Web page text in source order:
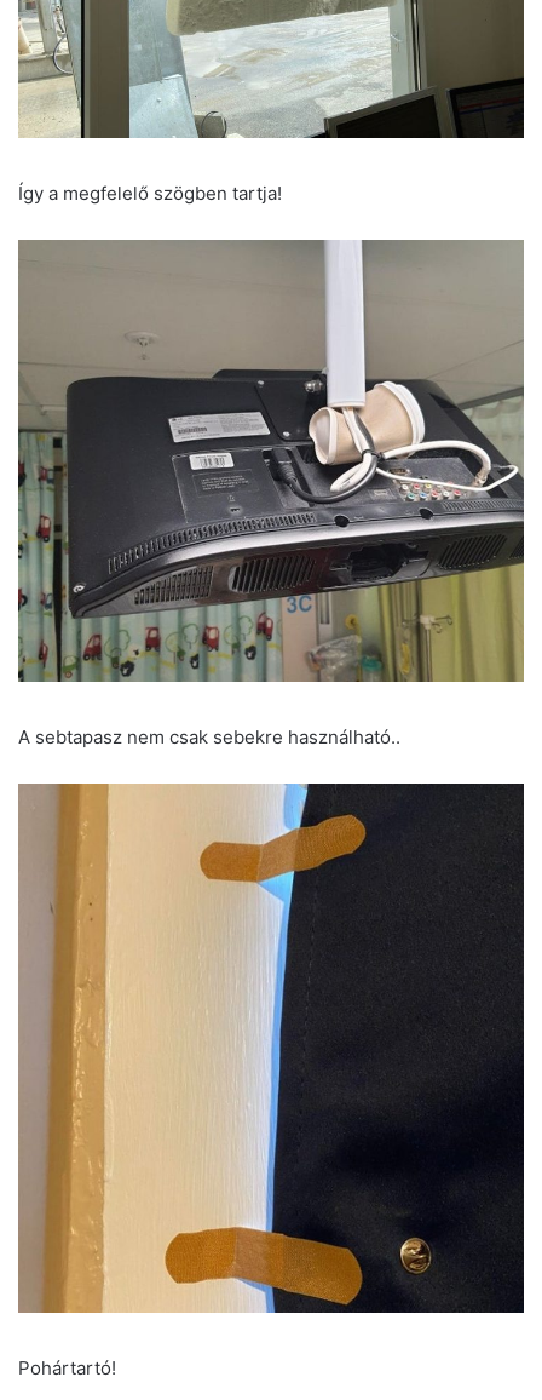
Így a megfelelő szögben tartja!
A sebtapasz nem csak sebekre használható..
Pohártartó!